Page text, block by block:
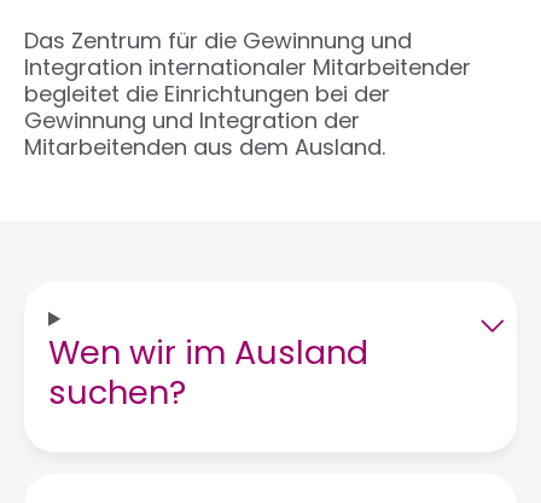
Das Zentrum für die Gewinnung und
Integration internationaler Mitarbeitender
begleitet die Einrichtungen bei der
Gewinnung und Integration der
Mitarbeitenden aus dem Ausland.
Wen wir im Ausland
suchen?